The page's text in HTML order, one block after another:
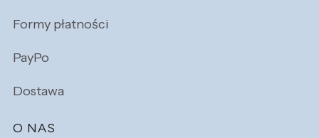
Formy płatności
PayPo
Dostawa
O NAS